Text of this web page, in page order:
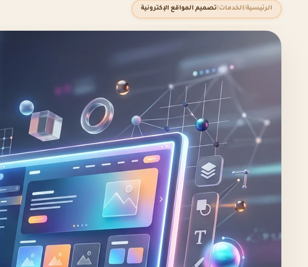
الرئيسية الخدمات تصميم المواقع الإكترونية